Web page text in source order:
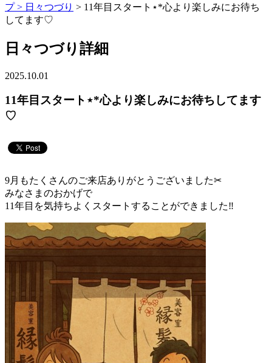
プ > 日々つづり > 11年目スタート⋆*心より楽しみにお待ち
してます♡
日々つづり詳細
2025.10.01
11年目スタート⋆*心より楽しみにお待ちしてます
♡
9月もたくさんのご来店ありがとうございました✂︎
みなさまのおかげで
11年目を気持ちよくスタートすることができました‼︎